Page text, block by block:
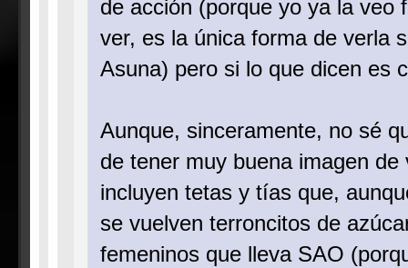
de acción (porque yo ya la veo
ver, es la única forma de verla
Asuna) pero si lo que dicen es
Aunque, sinceramente, no sé
de tener muy buena imagen
incluyen tetas y tías que,
se vuelven terroncitos de
femeninos que lleva SAO